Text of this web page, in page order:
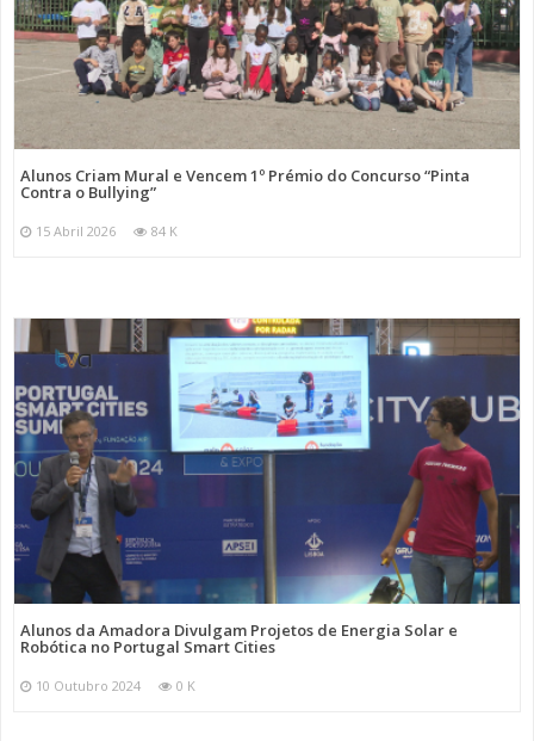
Alunos Criam Mural e Vencem 1º Prémio do Concurso “Pinta
Contra o Bullying”
15 Abril 2026 84 K
Alunos da Amadora Divulgam Projetos de Energia Solar e
Robótica no Portugal Smart Cities
10 Outubro 2024 0 K